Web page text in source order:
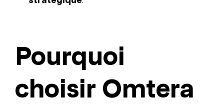
Pourquoi
choisir Omtera